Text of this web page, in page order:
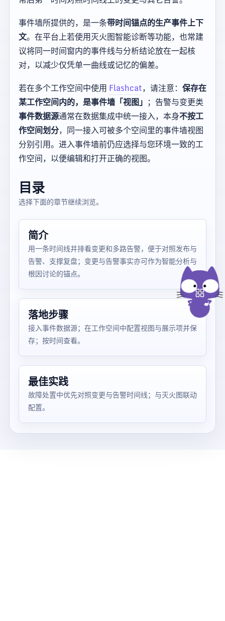
事件墙所提供的，是一条带时间锚点的生产事件上下
文。在平台上若使用灭火图智能诊断等功能，也常建
议将同一时间窗内的事件线与分析结论放在一起核
对，以减少仅凭单一曲线或记忆的偏差。
若在多个工作空间中使用 Flashcat，请注意： 保存在
某工作空间内的，是事件墙「视图」 ；告警与变更类
事件数据源通常在数据集成中统一接入，本身不按工
作空间划分，同一接入可被多个空间里的事件墙视图
分别引用。进入事件墙前仍应选择与您环境一致的工
作空间，以便编辑和打开正确的视图。
目录
选择下面的章节继续浏览。
简介
用一条时间线并排看变更和多路告警，便于对照发布与
告警、支撑复盘；变更与告警事实亦可作为智能分析与
根因讨论的锚点。
落地步骤
接入事件数据源；在工作空间中配置视图与展示项并保
存；按时间查看。
最佳实践
故障处置中优先对照变更与告警时间线；与灭火图联动
配置。